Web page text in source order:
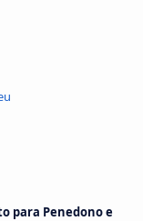
para Penedono e